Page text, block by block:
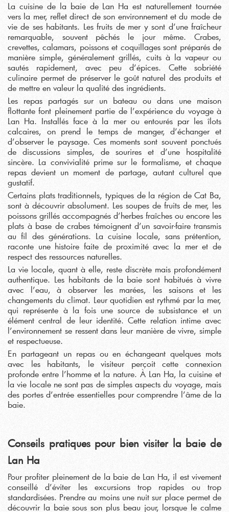
La cuisine de la baie de Lan Ha est naturellement tournée
vers la mer, reflet direct de son environnement et du mode de
vie de ses habitants. Les fruits de mer y sont d’une fraîcheur
remarquable, souvent pêchés le jour même. Crabes,
crevettes, calamars, poissons et coquillages sont préparés de
manière simple, généralement grillés, cuits à la vapeur ou
sautés rapidement, avec peu d’épices. Cette sobriété
culinaire permet de préserver le goût naturel des produits et
de mettre en valeur la qualité des ingrédients.
Les repas partagés sur un bateau ou dans une maison
flottante font pleinement partie de l’expérience du voyage à
Lan Ha. Installés face à la mer ou entourés par les îlots
calcaires, on prend le temps de manger, d’échanger et
d’observer le paysage. Ces moments sont souvent ponctués
de discussions simples, de sourires et d’une hospitalité
sincère. La convivialité prime sur le formalisme, et chaque
repas devient un moment de partage, autant culturel que
gustatif.
Certains plats traditionnels, typiques de la région de Cat Ba,
sont à découvrir absolument. Les soupes de fruits de mer, les
poissons grillés accompagnés d’herbes fraîches ou encore les
plats à base de crabes témoignent d’un savoir-faire transmis
au fil des générations. La cuisine locale, sans prétention,
raconte une histoire faite de proximité avec la mer et de
respect des ressources naturelles.
La vie locale, quant à elle, reste discrète mais profondément
authentique. Les habitants de la baie sont habitués à vivre
avec l’eau, à observer les marées, les saisons et les
changements du climat. Leur quotidien est rythmé par la mer,
qui représente à la fois une source de subsistance et un
élément central de leur identité. Cette relation intime avec
l’environnement se ressent dans leur manière de vivre, simple
et respectueuse.
En partageant un repas ou en échangeant quelques mots
avec les habitants, le visiteur perçoit cette connexion
profonde entre l’homme et la nature. À Lan Ha, la cuisine et
la vie locale ne sont pas de simples aspects du voyage, mais
des portes d’entrée essentielles pour comprendre l’âme de la
baie.
Conseils pratiques pour bien visiter la baie de
Lan Ha
Pour profiter pleinement de la baie de Lan Ha, il est vivement
conseillé d’éviter les excursions trop rapides ou trop
standardisées. Prendre au moins une nuit sur place permet de
découvrir la baie sous son plus beau jour, lorsque le calme